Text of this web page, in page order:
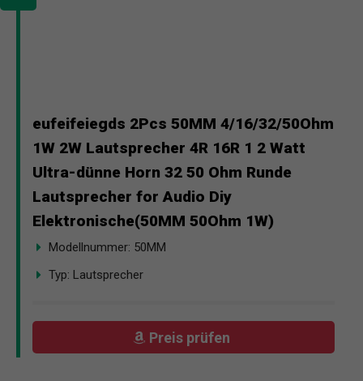
eufeifeiegds 2Pcs 50MM 4/16/32/50Ohm
1W 2W Lautsprecher 4R 16R 1 2 Watt
Ultra-dünne Horn 32 50 Ohm Runde
Lautsprecher for Audio Diy
Modellnummer: 50MM
Typ: Lautsprecher